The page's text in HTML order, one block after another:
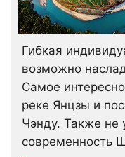
Гибкая
возможно
Самое
реке Янцзы и
Чэнду. Также не
современность